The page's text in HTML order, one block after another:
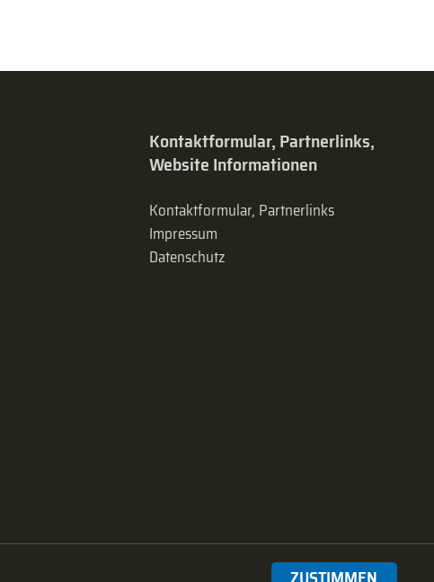
Kontaktformular, Partnerlinks,
Website Informationen
Kontaktformular, Partnerlinks
Impressum
Datenschutz